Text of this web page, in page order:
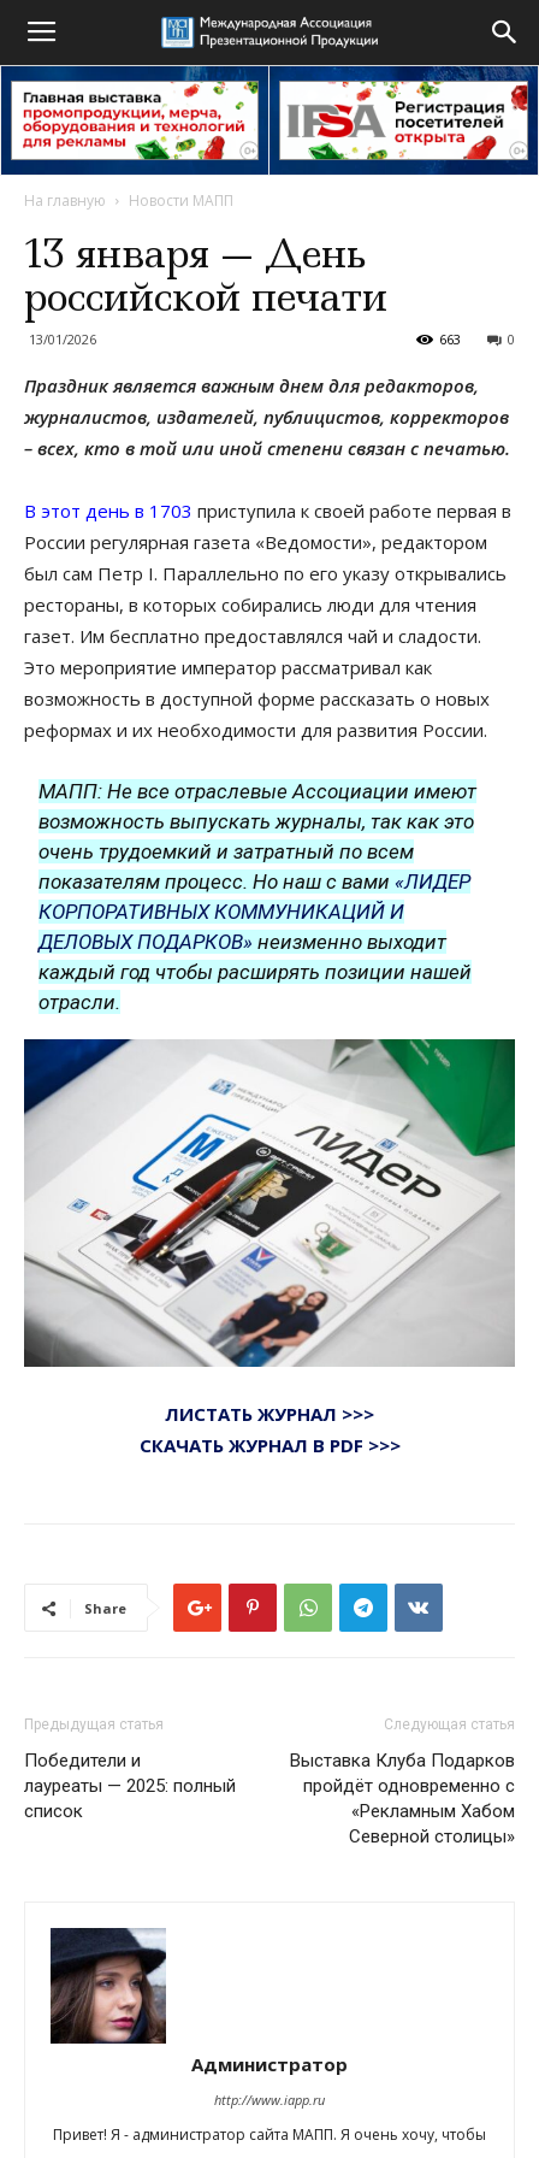
На главную Новости МАПП
13 января — День
российской печати
13/01/2026 0
663
Праздник является важным днем для редакторов,
журналистов, издателей, публицистов, корректоров
– всех, кто в той или иной степени связан с печатью.
В этот день в 1703 приступила к своей работе первая в
России регулярная газета «Ведомости», редактором
был сам Петр I. Параллельно по его указу открывались
рестораны, в которых собирались люди для чтения
газет. Им бесплатно предоставлялся чай и сладости.
Это мероприятие император рассматривал как
возможность в доступной форме рассказать о новых
реформах и их необходимости для развития России.
МАПП: Не все отраслевые Ассоциации имеют
возможность выпускать журналы, так как это
очень трудоемкий и затратный по всем
показателям процесс. Но наш с вами «ЛИДЕР
КОРПОРАТИВНЫХ КОММУНИКАЦИЙ И
ДЕЛОВЫХ ПОДАРКОВ» неизменно выходит
каждый год чтобы расширять позиции нашей
отрасли.
ЛИСТАТЬ ЖУРНАЛ >>>
СКАЧАТЬ ЖУРНАЛ В PDF >>>
Share
Предыдущая статья
Победители и
лауреаты — 2025: полный
список
Следующая статья
Выставка Клуба Подарков
пройдёт одновременно с
«Рекламным Хабом
Северной столицы»
Администратор
http://www.iapp.ru
Привет! Я - администратор сайта МАПП. Я очень хочу, чтобы